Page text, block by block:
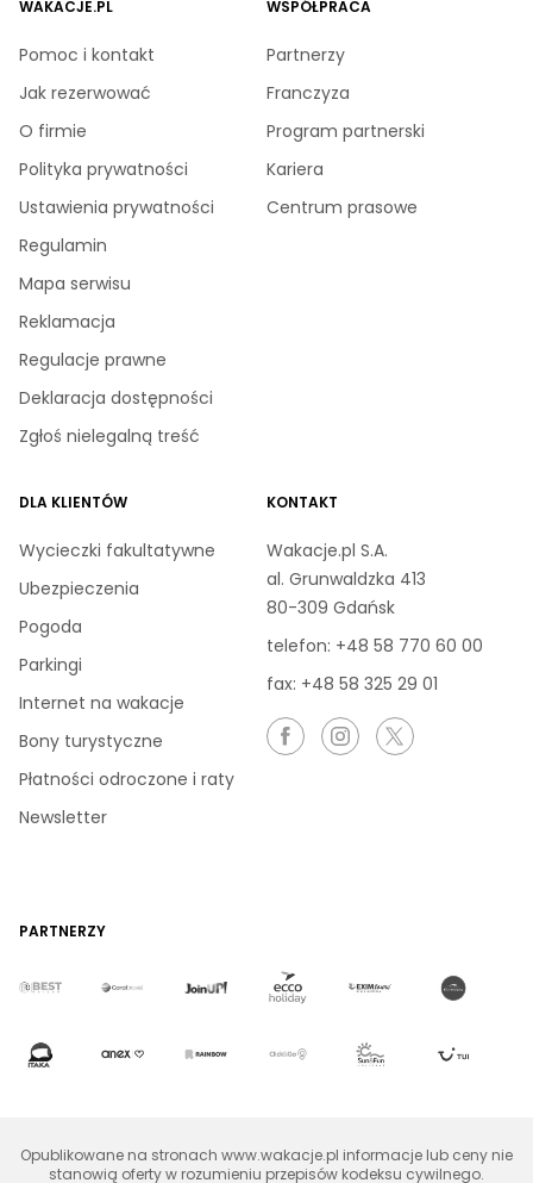
WAKACJE.PL
Pomoc i kontakt
Jak rezerwować
O firmie
Polityka prywatności
Ustawienia prywatności
Regulamin
Mapa serwisu
Reklamacja
Regulacje prawne
Deklaracja dostępności
Zgłoś nielegalną treść
WSPÓŁPRACA
Partnerzy
Franczyza
Program partnerski
Kariera
Centrum prasowe
DLA KLIENTÓW
Wycieczki fakultatywne
Ubezpieczenia
Pogoda
Parkingi
Internet na wakacje
Bony turystyczne
Płatności odroczone i raty
Newsletter
KONTAKT
Wakacje.pl S.A.
al. Grunwaldzka 413
80-309 Gdańsk
telefon: +48 58 770 60 00
fax: +48 58 325 29 01
PARTNERZY
Opublikowane na stronach www.wakacje.pl informacje lub ceny nie
stanowią oferty w rozumieniu przepisów kodeksu cywilnego.